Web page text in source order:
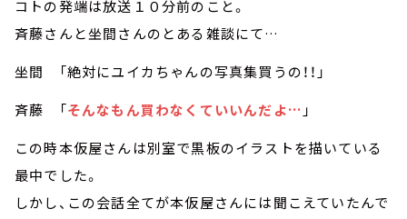
コトの発端は放送１０分前のこと。
斉藤さんと坐間さんのとある雑談にて…
坐間 「絶対にユイカちゃんの写真集買うの！！」
斉藤 「そんなもん買わなくていいんだよ… 」
この時本仮屋さんは別室で黒板のイラストを描いている
最中でした。
しかし、この会話全てが本仮屋さんには聞こえていたんで